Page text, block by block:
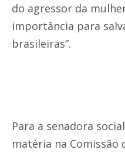
do agressor da
importância para
brasileiras”.
Para a senadora
matéria na Comissão